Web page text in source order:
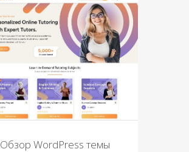
Обзор WordPress темы